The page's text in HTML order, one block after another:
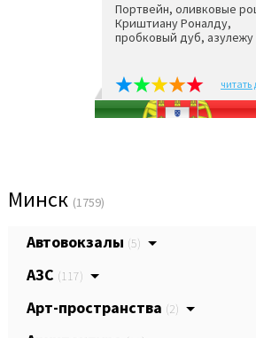
Портвейн, оливковые
Криштиану Роналду,
пробковый дуб, азулежу
читать
Минск (1759)
Автовокзалы (5)
АЗС (117)
Арт-пространства (2)